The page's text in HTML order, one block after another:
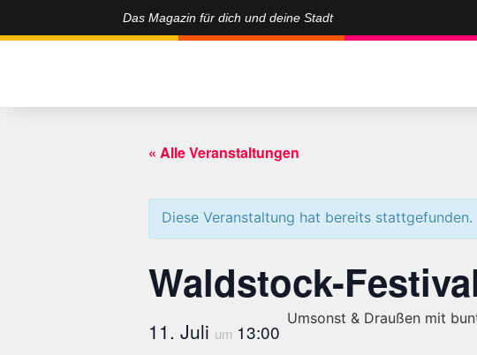
Das Magazin für dich und deine Stadt
« Alle Veranstaltungen
Diese Veranstaltung hat bereits stattgefunden.
Waldstock-
11. Juli um 13:00
Umsonst & Draußen mit